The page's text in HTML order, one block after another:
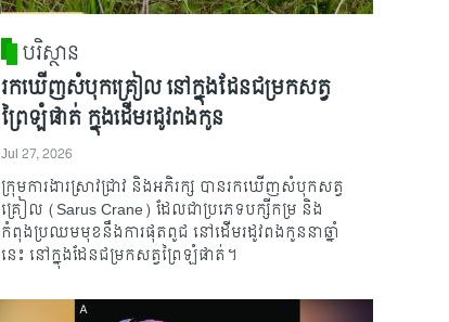
បរិស្ថាន
រកឃើញសំបុកគ្រៀល នៅក្នុងដែនជម្រកសត្វ
ព្រៃឡំផាត់ ក្នុងដើមរដូវពងកូន
Jul 27, 2026
ក្រុមការងារស្រាវជ្រាវ និងអភិរក្ស បានរកឃើញសំបុកសត្វ
គ្រៀល (Sarus Crane) ដែលជាប្រភេទបក្សីកម្រ និង
កំពុងប្រឈមមុខនឹងការផុតពូជ នៅដើមរដូវពងកូននាឆ្នាំ
នេះ នៅក្នុងដែនជម្រកសត្វព្រៃឡំផាត់។